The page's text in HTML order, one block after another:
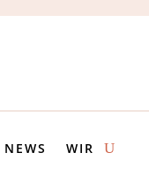
NEWS WIR